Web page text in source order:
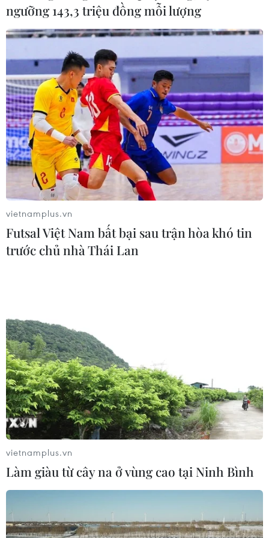
Chuyên gia: Triều Tiên tiến bộ không
ngừng về công nghệ tên lửa
13/07/2023 07:37
Trong vụ thử hôm 12/7, tên lửa của Triều Tiên bay qua
quãng đường 1.001,2km trong 4.491 giây ở độ cao tối đa
6.648,4km - các thông số cho thấy Bình Nhưỡng đang
tăng tốc dự án ICBM.
ngưỡng 143,3 triệu đồng mỗi lượng
vietnamplus.vn
Futsal Việt Nam bất bại sau trận hòa khó tin
trước chủ nhà Thái Lan
vietnamplus.vn
Làm giàu từ cây na ở vùng cao tại Ninh Bình